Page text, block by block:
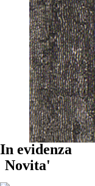
Rivista
Scoprila
della
Read more
Novita'
In evidenza